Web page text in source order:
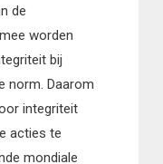
de
worden
bij
norm. Daarom
integriteit
acties te
mondiale